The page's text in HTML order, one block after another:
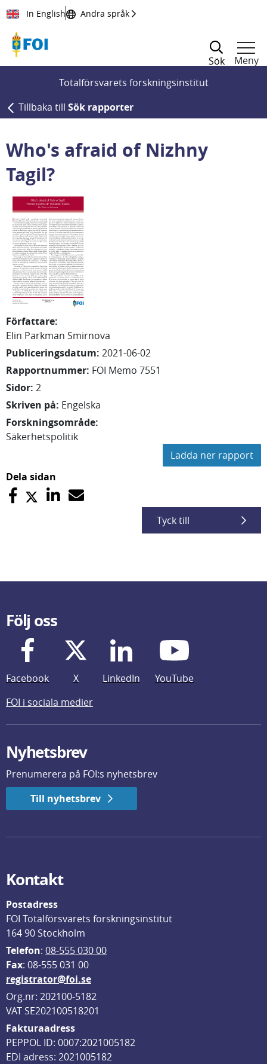
Till innehållet
In English Andra språk
Sök
Meny
Totalförsvarets forskningsinstitut
Tillbaka till Sök rapporter
Who's afraid of Nizhny
Tagil?
Författare:
Elin Parkman Smirnova
Publiceringsdatum: 2021-06-02
Rapportnummer: FOI Memo 7551
Sidor: 2
Skriven på: Engelska
Forskningsområde:
Säkerhetspolitik
Ladda ner rapport
Dela sidan
Tyck till
Följ oss
Facebook X LinkedIn
YouTube
FOI i sociala medier
Nyhetsbrev
Prenumerera på FOI:s nyhetsbrev
Till nyhetsbrev
Kontakt
Postadress
FOI Totalförsvarets forskningsinstitut
164 90 Stockholm
Telefon: 08-555 030 00
Fax: 08-555 031 00
registrator@foi.se
Org.nr: 202100-5182
VAT SE202100518201
Fakturaadress
PEPPOL ID: 0007:2021005182
EDI adress: 2021005182